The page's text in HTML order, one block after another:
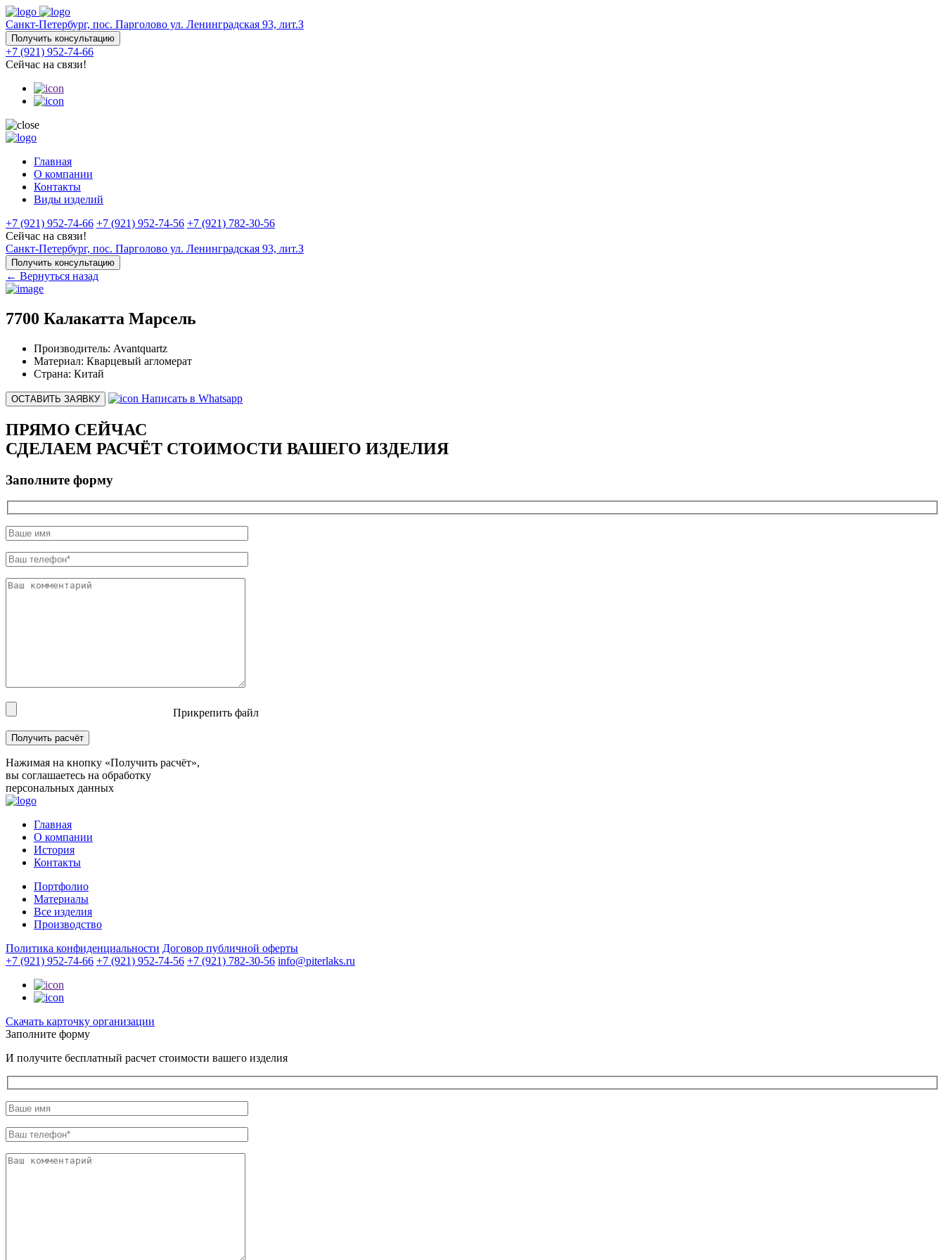
Санкт-Петербург, пос. Парголово ул. Ленинградская 93, лит.З
Получить консультацию
+7 (921) 952-74-66
Сейчас на связи!
Главная
О компании
Контакты
Виды изделий
+7 (921) 952-74-66 +7 (921) 952-74-56 +7 (921) 782-30-56
Сейчас на связи!
Санкт-Петербург, пос. Парголово ул. Ленинградская 93, лит.З
Получить консультацию
← Вернуться назад
7700 Калакатта Марсель
Производитель: Avantquartz
Материал: Кварцевый агломерат
Страна: Китай
ОСТАВИТЬ ЗАЯВКУ Написать в Whatsapp
ПРЯМО СЕЙЧАС
СДЕЛАЕМ РАСЧЁТ СТОИМОСТИ ВАШЕГО ИЗДЕЛИЯ
Заполните форму
Прикрепить файл
Нажимая на кнопку «Получить расчёт»,
вы соглашаетесь на обработку
персональных данных
Главная
О компании
История
Контакты
Портфолио
Материалы
Все изделия
Производство
Политика конфиденциальности Договор публичной оферты
+7 (921) 952-74-66 +7 (921) 952-74-56 +7 (921) 782-30-56 info@piterlaks.ru
Cкачать карточку организации
Заполните форму
И получите бесплатный расчет стоимости вашего изделия